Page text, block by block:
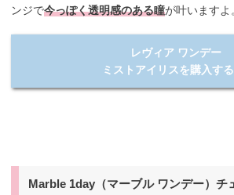
ンジで今っぽく透明感のある瞳が叶いますよ
レヴィア ワンデー
ミストアイリスを購入する
Marble 1day（マーブル ワンデー）チ